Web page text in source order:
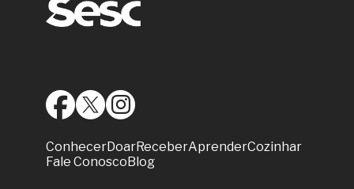
ConhecerDoarReceberAprenderCozinhar
Fale ConoscoBlog